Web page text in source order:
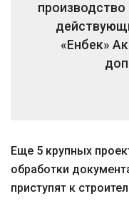
производство
«Енбек»
Еще 5 крупных
обработки
приступят к